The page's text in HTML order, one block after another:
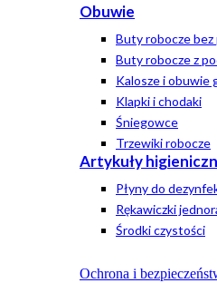
Obuwie
Buty robocze bez
Buty robocze z
Kalosze i obuwie
Klapki i chodaki
Śniegowce
Trzewiki robocze
Artykuły
Płyny do
Rękawiczki
Środki czystości
Ochrona i